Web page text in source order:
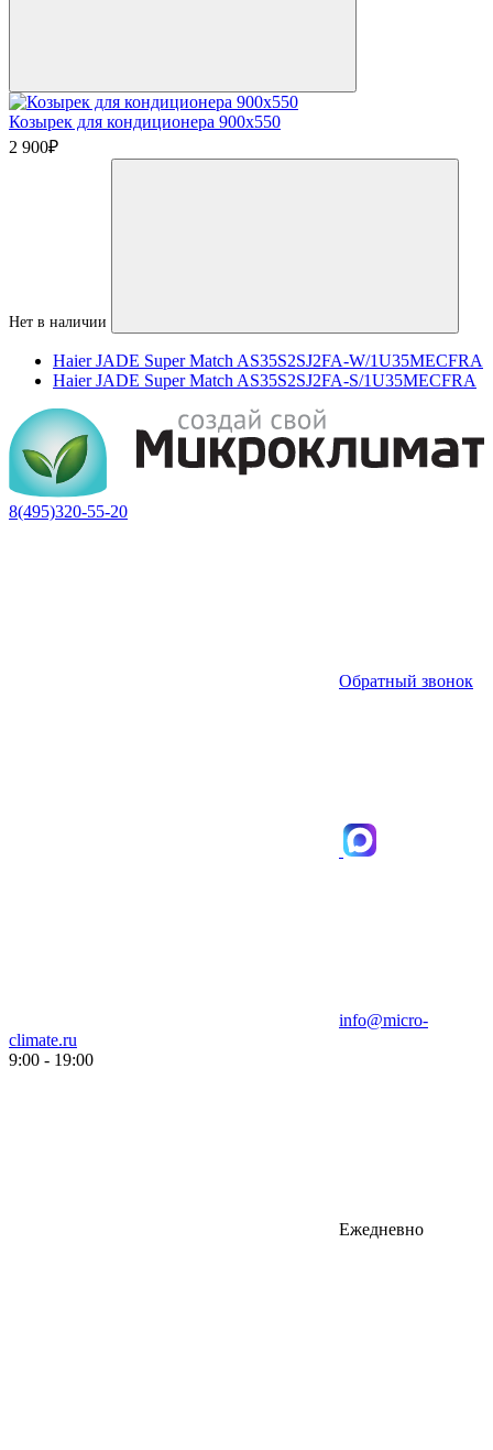
Козырек для кондиционера 900х550
2 900₽
Нет в наличии
Haier JADE Super Match AS35S2SJ2FA-W/1U35MECFRA
Haier JADE Super Match AS35S2SJ2FA-S/1U35MECFRA
8(495)320-55-20
Обратный звонок
info@micro-
climate.ru
9:00 - 19:00
Ежедневно